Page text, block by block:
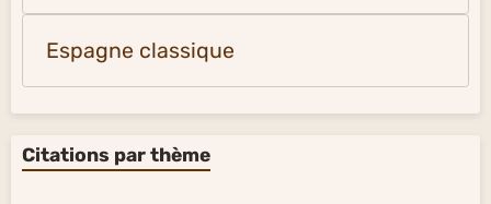
Espagne classique
Citations par thème